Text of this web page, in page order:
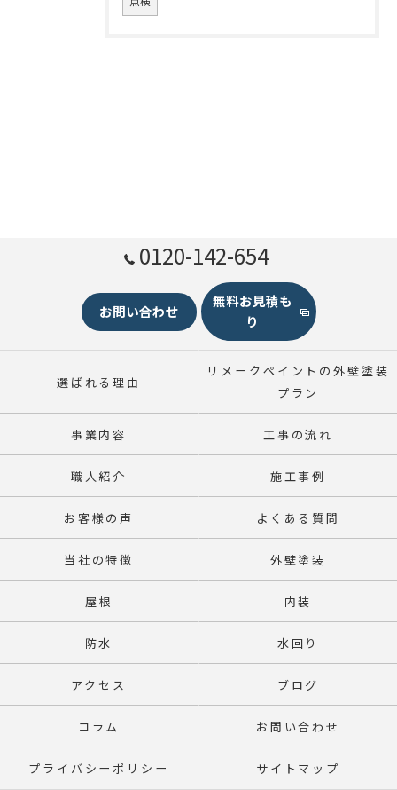
0120-142-654
お問い合わせ
無料お見積も
り
選ばれる理由
リメークペイントの外壁塗装
プラン
事業内容 工事の流れ
職人紹介 施工事例
お客様の声 よくある質問
当社の特徴 外壁塗装
屋根 内装
防水 水回り
アクセス ブログ
コラム お問い合わせ
プライバシーポリシー サイトマップ